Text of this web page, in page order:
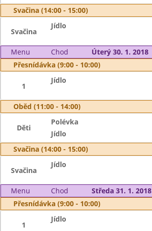
Svačina (14:00 - 15:00)
Svačina
Jídlo
Menu Chod
Úterý 30. 1. 2018
Přesnídávka (9:00 - 10:00)
1
Jídlo
Oběd (11:00 - 14:00)
Děti
Polévka
Jídlo
Svačina (14:00 - 15:00)
Svačina
Jídlo
Menu Chod
Středa 31. 1. 2018
Přesnídávka (9:00 - 10:00)
1
Jídlo